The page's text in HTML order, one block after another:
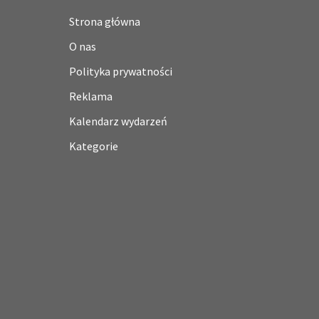
Strona główna
O nas
Polityka prywatności
Reklama
Kalendarz wydarzeń
Kategorie